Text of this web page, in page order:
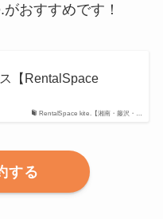
おすすめです！
RentalSpace kite.【湘南・藤沢・…
【RentalSpace
する